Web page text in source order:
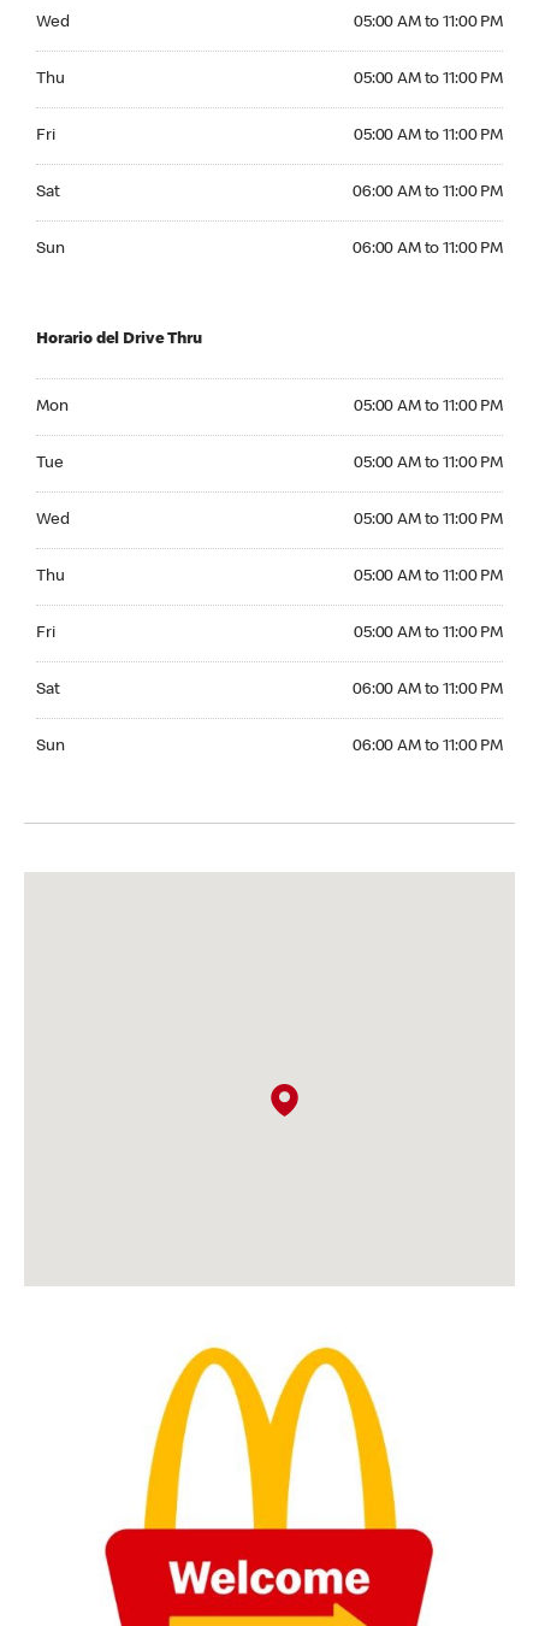
Wed 05:00 AM to 11:00 PM
Thu 05:00 AM to 11:00 PM
Fri 05:00 AM to 11:00 PM
Sat 06:00 AM to 11:00 PM
Sun 06:00 AM to 11:00 PM
Horario del Drive Thru
Mon 05:00 AM to 11:00 PM
Tue 05:00 AM to 11:00 PM
Wed 05:00 AM to 11:00 PM
Thu 05:00 AM to 11:00 PM
Fri 05:00 AM to 11:00 PM
Sat 06:00 AM to 11:00 PM
Sun 06:00 AM to 11:00 PM